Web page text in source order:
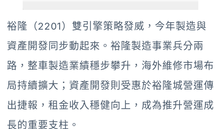
裕隆（2201）雙引擎策略發威，今年製造與
資產開發同步動起來。裕隆製造事業兵分兩
路，整車製造業績穩步攀升，海外維修市場布
局持續擴大；資產開發則受惠於裕隆城營運傳
出捷報，租金收入穩健向上，成為推升營運成
長的重要支柱。